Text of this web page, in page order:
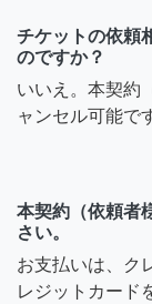
チケットの依頼
のですか？
いいえ。本契約
ャンセル可能で
本契約（依頼者
さい。
お支払いは、ク
レジットカード